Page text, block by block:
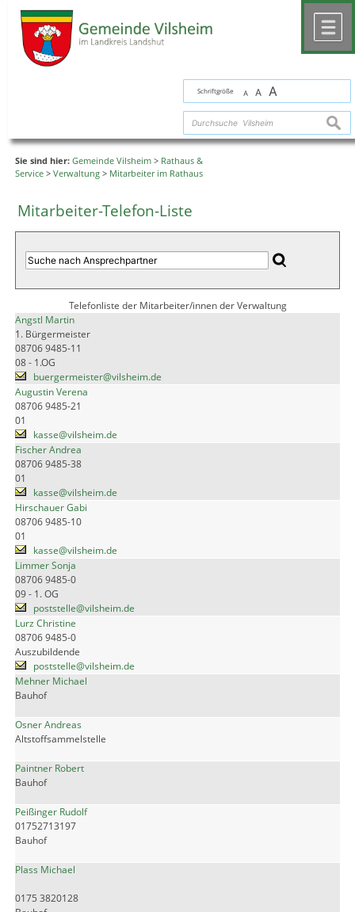
Schriftgröße A A A
Sie sind hier: Gemeinde Vilsheim > Rathaus &
Service > Verwaltung > Mitarbeiter im Rathaus
Mitarbeiter-Telefon-Liste
Telefonliste der Mitarbeiter/innen der Verwaltung
Angstl Martin
1. Bürgermeister
08706 9485-11
08 - 1.OG
buergermeister@vilsheim.de
Augustin Verena
08706 9485-21
01
kasse@vilsheim.de
Fischer Andrea
08706 9485-38
01
kasse@vilsheim.de
Hirschauer Gabi
08706 9485-10
01
kasse@vilsheim.de
Limmer Sonja
08706 9485-0
09 - 1. OG
poststelle@vilsheim.de
Lurz Christine
08706 9485-0
Auszubildende
poststelle@vilsheim.de
Mehner Michael
Bauhof
Osner Andreas
Altstoffsammelstelle
Paintner Robert
Bauhof
Peißinger Rudolf
01752713197
Bauhof
Plass Michael
0175 3820128